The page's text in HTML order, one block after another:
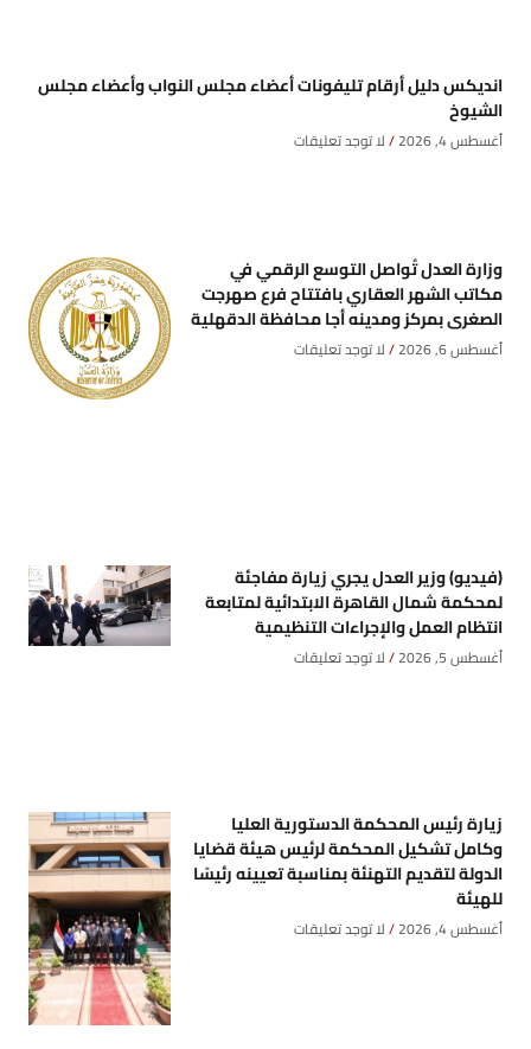
انديكس دليل أرقام تليفونات أعضاء مجلس النواب وأعضاء مجلس
الشيوخ
أغسطس 4, 2026 لا توجد تعليقات
وزارة العدل تُواصل التوسع الرقمي في
مكاتب الشهر العقاري بافتتاح فرع صهرجت
الصغرى بمركز ومدينه أجا محافظة الدقهلية
أغسطس 6, 2026 لا توجد تعليقات
(فيديو) وزير العدل يجري زيارة مفاجئة
لمحكمة شمال القاهرة الابتدائية لمتابعة
انتظام العمل والإجراءات التنظيمية
أغسطس 5, 2026 لا توجد تعليقات
زيارة رئيس المحكمة الدستورية العليا
وكامل تشكيل المحكمة لرئيس هيئة قضايا
الدولة لتقديم التهنئة بمناسبة تعيينه رئيسًا
للهيئة
أغسطس 4, 2026 لا توجد تعليقات